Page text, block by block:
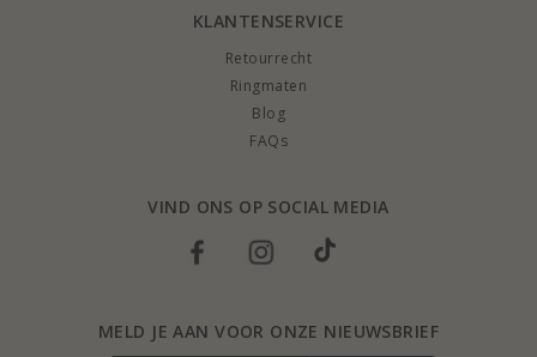
KLANTENSERVICE
Retourrecht
Ringmaten
Blog
FAQs
VIND ONS OP SOCIAL MEDIA
MELD JE AAN VOOR ONZE NIEUWSBRIEF